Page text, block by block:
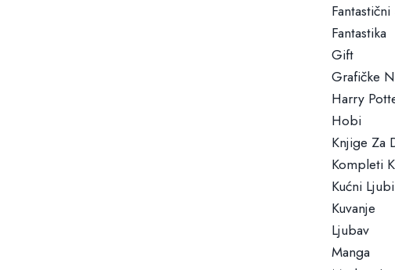
Fantastika
Gift
Grafičke
Harry
Hobi
Knjige Za
Kompleti
Kućni
Kuvanje
Ljubav
Manga